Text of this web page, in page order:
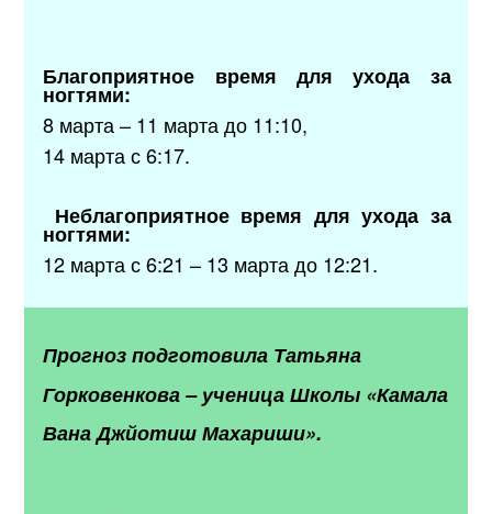
Благоприятное время для ухода за
ногтями:
8 марта – 11 марта до 11:10,
14 марта с 6:17.
Неблагоприятное время для ухода за
ногтями:
12 марта с 6:21 – 13 марта до 12:21.
Прогноз подготовила Татьяна
Горковенкова – ученица Школы «Камала
Вана Джйотиш Махариши».